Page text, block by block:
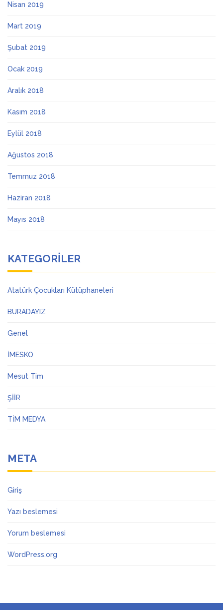
Nisan 2019
Mart 2019
Şubat 2019
Ocak 2019
Aralık 2018
Kasım 2018
Eylül 2018
Ağustos 2018
Temmuz 2018
Haziran 2018
Mayıs 2018
KATEGORILER
Atatürk Çocukları Kütüphaneleri
BURADAYIZ
Genel
İMESKO
Mesut Tim
ŞİİR
TİM MEDYA
META
Giriş
Yazı beslemesi
Yorum beslemesi
WordPress.org